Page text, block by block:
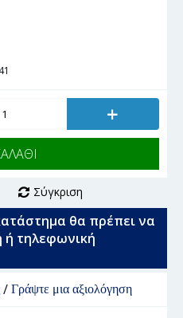
+
Σύγκριση
θα πρέπει να
ή τηλεφωνική
/ Γράψτε μια αξιολόγηση